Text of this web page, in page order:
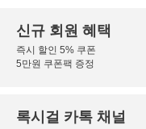
신규 회원 혜택
즉시 할인 5% 쿠폰
5만원 쿠폰팩 증정
록시걸 카톡 채널